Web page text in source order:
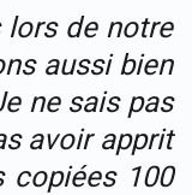
lors de notre
aussi bien
ne sais pas
avoir apprit
copiées 100